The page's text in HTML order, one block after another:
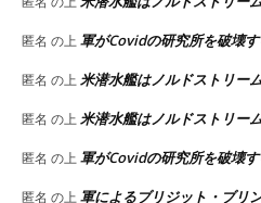
匿名 の上 軍がCovidの研究所を破壊
匿名 の上 米潜水艦はノルドストリー
匿名 の上 米潜水艦はノルドストリー
匿名 の上 軍がCovidの研究所を破壊
匿名 の上 軍によるブリジット・ブリ